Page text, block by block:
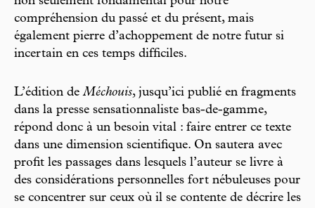
compréhension du passé et du présent, mais
également pierre d’achoppement de notre futur si
incertain en ces temps difficiles.
L’édition deMéchouis, jusqu’ici publié en fragments
dans la presse sensationnaliste bas-de-gamme,
répond donc à un besoin vital : faire entrer ce texte
dans une dimension scientifique. On sautera avec
profit les passages dans lesquels l’auteur se livre à
des considérations personnelles fort nébuleuses pour
se concentrer sur ceux où il se contente de décrire les